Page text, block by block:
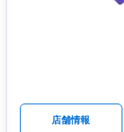
店舗情報